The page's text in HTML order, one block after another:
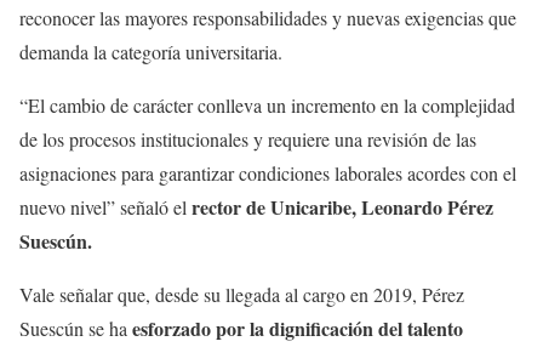
reconocer las mayores responsabilidades y nuevas exigencias que
demanda la categoría universitaria.
“El cambio de carácter conlleva un incremento en la complejidad
de los procesos institucionales y requiere una revisión de las
asignaciones para garantizar condiciones laborales acordes con el
nuevo nivel” señaló elrector de Unicaribe, Leonardo Pérez
Suescún.
Vale señalar que, desde su llegada al cargo en 2019, Pérez
Suescún se haesforzado por la dignificación del talento